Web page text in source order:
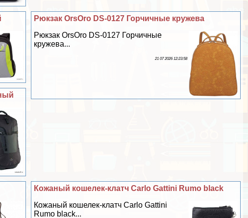
Рюкзак OrsOro DS-0127 Горчичные кружева
Рюкзак OrsOro DS-0127 Горчичные
кружева...
21 07 2026 12:23:58
Кожаный кошелек-клатч Carlo Gattini Rumo black
Кожаный кошелек-клатч Carlo Gattini
Rumo black...